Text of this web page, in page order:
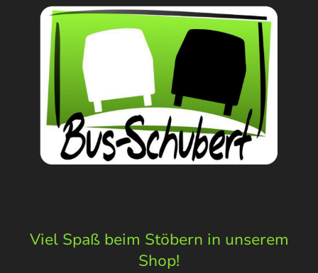
Viel Spaß beim Stöbern in unserem
Shop!